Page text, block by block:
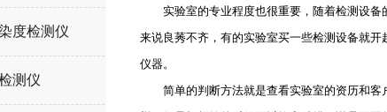
度检测仪
测仪
实验室的专业程度也很重要，随着检测设备
来说良莠不齐，有的实验室买一些检测设备就
仪器。
简单的判断方法就是查看实验室的资历和客